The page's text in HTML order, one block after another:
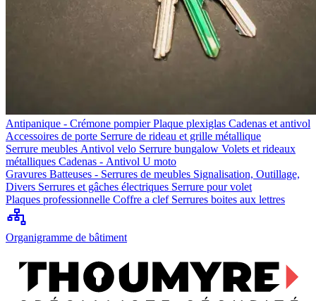
Antipanique - Crémone pompierPlaque plexiglas Cadenas et antivol
Accessoires de porte Serrure de rideau et grille métallique
Serrure meubles Antivol velo Serrure bungalow Volets et rideaux
métalliques Cadenas - Antivol U moto
Gravures Batteuses - Serrures de meubles Signalisation, Outillage,
Divers Serrures et gâches électriques Serrure pour volet
Plaques professionnelle Coffre a clef Serrures boites aux lettres
Organigramme de bâtiment